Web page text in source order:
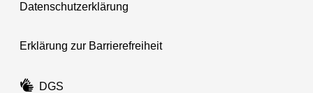
Datenschutzerklärung
Erklärung zur Barrierefreiheit
DGS